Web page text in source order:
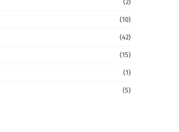
(2)
(10)
(42)
(15)
(1)
(5)